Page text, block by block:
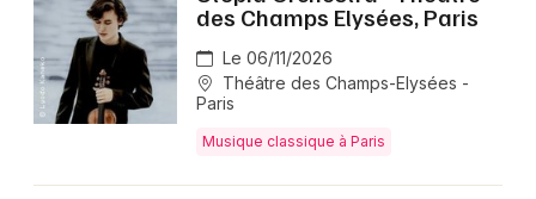
des Champs Elysées, Paris
Le 06/11/2026
Théâtre des Champs-Elysées -
Paris
Musique classique à Paris